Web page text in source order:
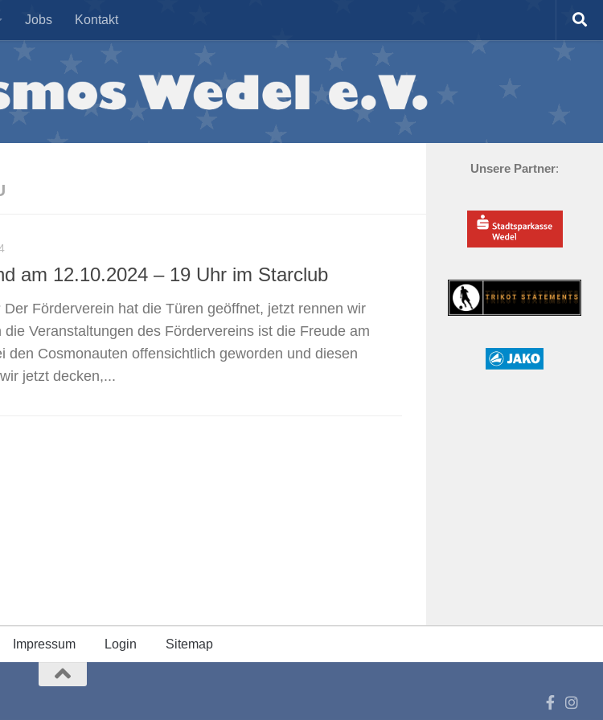
Jobs Kontakt
am 12.10.2024 – 19 Uhr im Starclub
Der Förderverein hat die Türen geöffnet, jetzt rennen wir
Veranstaltungen des Fördervereins ist die Freude am
den Cosmonauten offensichtlich geworden und diesen
jetzt decken,...
Unsere Partner:
Impressum Login Sitemap